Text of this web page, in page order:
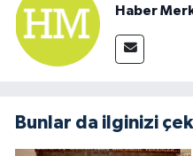
Haber
Bunlar da ilginizi